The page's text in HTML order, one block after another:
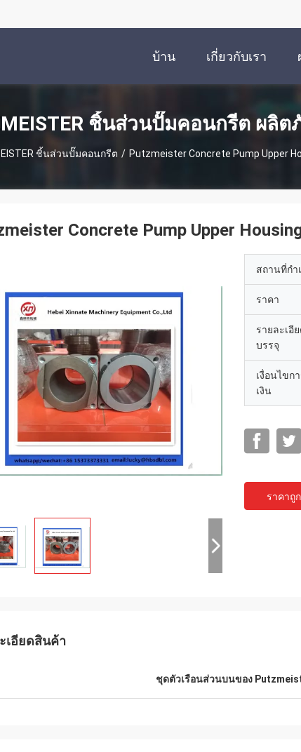
บ้าน เกี่ยวกับเรา
ชิ้นส่วนปั๊มคอนกรีต ผลิ
ชิ้นส่วนปั๊มคอนกรีต / Putzmeister Concrete Pump Upper
Concrete Pump Upper
สถานที่กำ
ราคา
รายละเอี
บรรจุ
เงื่อนไขก
เงิน
ราคาถู
เอียดสินค้า
ชุดตัวเรือนส่วนบนของ